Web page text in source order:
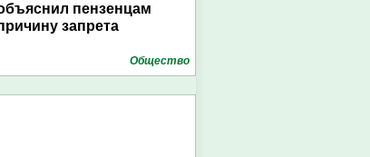
пензенцам
запрета
Общество